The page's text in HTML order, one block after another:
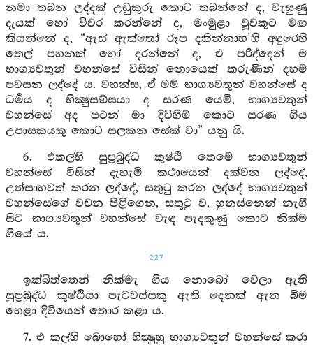
නමා තබන ලද්දක් උඩුකුරු කොට තබන්නේ ද, වැසුණු
දැයක් හෝ විවර කරන්නේ ද, මංමුළා වූවකුට මඟ
කියන්නේ ද, “ඇස් ඇත්තෝ රූප දකින්නාහ’හි අඳුරෙහි
තෙල් පහනක් හෝ දරන්නේ ද, එ පරිද්දෙන් ම
භාග්‍යවතුන් වහන්සේ විසින් නොයෙක් කරුණින් දහම්
පවසන ලද්දේ ය. වහන්ස, ඒ මම් භාග්‍යවතුන් වහන්සේ ද
ධර්‍මය ද භික්‍ෂුසඞ්ඝයා ද සරණ යෙමි, භාග්‍යවතුන්
වහන්සේ අද පටන් මා දිවිහිම් කොට සරණ ගිය
උපාසකයකු කොට සලකන සේක් වා” යනු යි.
6. එකල්හි සුප්‍රබුද්ධ කුෂ්ඨි තෙමේ භාග්‍යවතුන්
වහන්සේ විසින් දැහැමි කථායෙන් දක්වන ලද්දේ,
උත්සාහවත් කරන ලද්දේ, සතුටු කරන ලද්දේ භාග්‍යවතුන්
වහන්සේගේ වචන පිළිගෙන, සතුටු ව, හුනස්නෙන් නැගී
සිට භාග්‍යවතුන් වහන්සේ වැඳ පැදකුණු කොට නික්ම
ගියේ ය.
227
ඉක්බිත්තෙන් නික්මැ ගිය නොබෝ වේලා ඇති
සුප්‍රබුද්ධ කුෂ්ඨියා පැටවස්සකු ඇති දෙනක් ඇන බිම
හෙළා දිවියෙන් තොර කළා ය.
7. එ කල්හි බොහෝ භික්‍ෂුහු භාග්‍යවතුන් වහන්සේ කරා